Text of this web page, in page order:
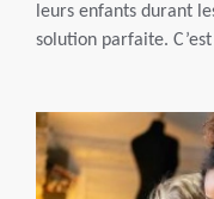
leurs enfants durant
solution parfaite.
avantageuses grâce à